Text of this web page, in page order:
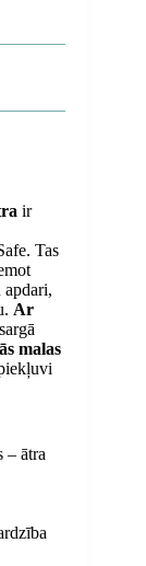
ir
Tas
Ar
malas
– ātra